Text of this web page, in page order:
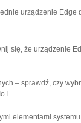
urządzenie Edge
się, że urządzenie
– sprawdź, czy
⁢elementami